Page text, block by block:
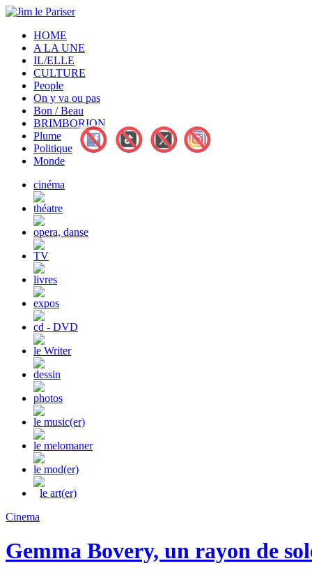
HOME
A LA UNE
IL/ELLE
CULTURE
People
On y va ou pas
Bon / Beau
BRIMBORION
Plume
Politique
Monde
cinéma
théatre
opera, danse
TV
livres
expos
cd - DVD
le Writer
dessin
photos
le music(er)
le melomaner
le mod(er)
le art(er)
Cinema
Gemma Bovery, un rayon de